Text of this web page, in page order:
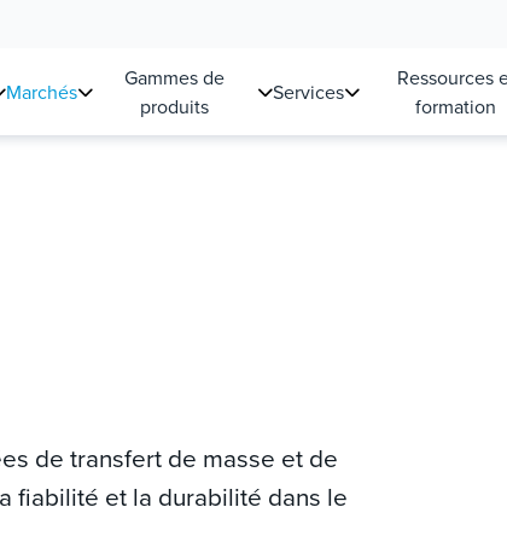
Marchés
Gammes de
produits
Services
Ressources
formation
de transfert de masse et de
fiabilité et la durabilité dans le